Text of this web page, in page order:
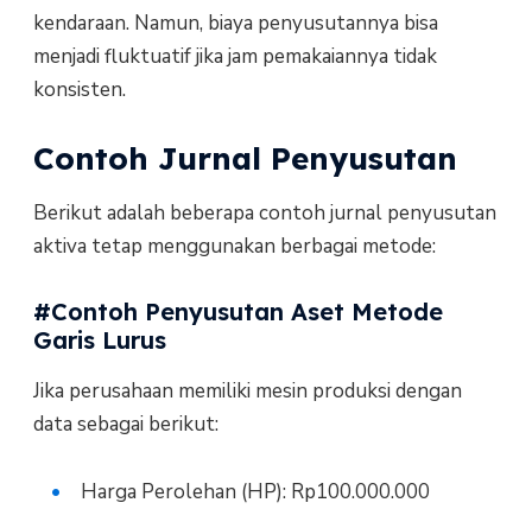
kendaraan. Namun, biaya penyusutannya bisa
menjadi fluktuatif jika jam pemakaiannya tidak
konsisten.
Contoh Jurnal Penyusutan
Berikut adalah beberapa contoh jurnal penyusutan
aktiva tetap menggunakan berbagai metode:
#Contoh Penyusutan Aset Metode
Garis Lurus
Jika perusahaan memiliki mesin produksi dengan
data sebagai berikut:
Harga Perolehan (HP): Rp100.000.000